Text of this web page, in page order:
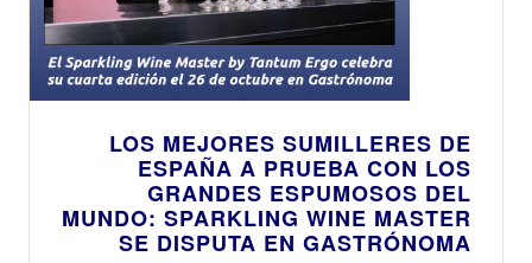
LOS MEJORES SUMILLERES DE
ESPAÑA A PRUEBA CON LOS
GRANDES ESPUMOSOS DEL
MUNDO: SPARKLING WINE MASTER
SE DISPUTA EN GASTRÓNOMA